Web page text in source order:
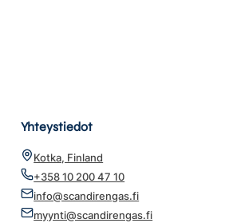
Yhteystiedot
Kotka, Finland
+358 10 200 47 10
info@scandirengas.fi
myynti@scandirengas.fi